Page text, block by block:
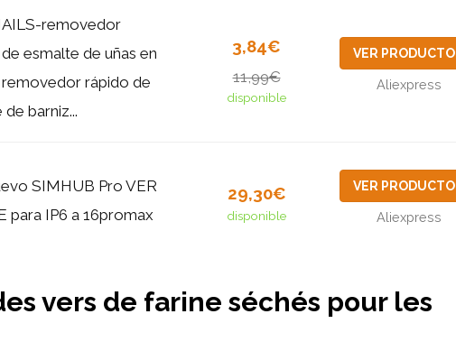
removedor
esmalte de uñas en
removedor rápido de
barniz...
3,84€
11,99€
disponible
VER PRODUCTO
Aliexpress
SIMHUB Pro VER
para IP6 a 16promax
29,30€
disponible
VER PRODUCTO
Aliexpress
vers de farine séchés pour les